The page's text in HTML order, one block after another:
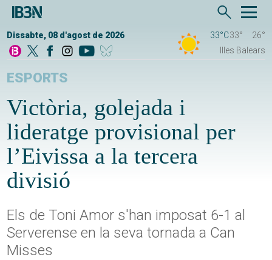
Dissabte, 08 d'agost de 2026 33°C33°
26°
Illes Balears
ESPORTS
Victòria, golejada i
lideratge provisional per
l’Eivissa a la tercera
divisió
Els de Toni Amor s'han imposat 6-1 al
Serverense en la seva tornada a Can
Misses